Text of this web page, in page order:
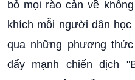
bỏ mọi rào cản về
khích mỗi người dân
qua những phương
đẩy mạnh chiến dịch